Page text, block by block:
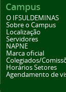
Campus
O IFSULDEMINAS
Sobre o Campus
Localização
Servidores
NAPNE
Marca oficial
Colegiados/
Horários Setores
Agendamento de